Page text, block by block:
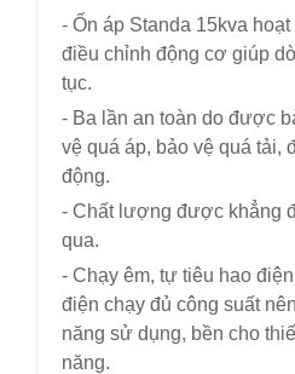
- Ổn áp Standa 15kva
điều chỉnh động cơ giúp
tục.
- Ba lần an toàn do được
vệ quá áp, bảo vệ quá tải,
động.
- Chất lượng được khẳng
qua.
- Chạy êm, tự tiêu hao
điện chạy đủ công suất
năng sử dụng, bền cho
năng.